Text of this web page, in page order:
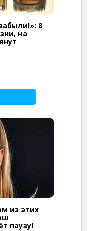
8
на
из этих
паузу!